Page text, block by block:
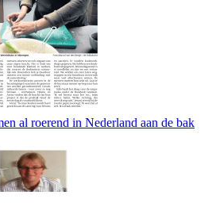
al roerend in Nederland aan de bak